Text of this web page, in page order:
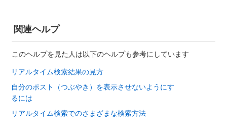
関連ヘルプ
このヘルプを見た人は以下のヘルプも参考にしています
リアルタイム検索結果の見方
自分のポスト（つぶやき）を表示させないようにす
るには
リアルタイム検索でのさまざまな検索方法